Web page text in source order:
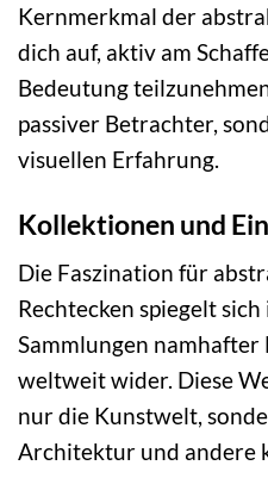
Kernmerkmal der
dich auf, aktiv am
Bedeutung
passiver Betrachter,
visuellen Erfahrung.
Kollektionen und
Die Faszination für
Rechtecken spiegelt
Sammlungen namhafter
weltweit wider. Diese
nur die Kunstwelt,
Architektur und andere